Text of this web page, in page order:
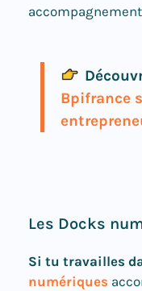
Bpifrance
Les Docks
Si tu travailles
numériques